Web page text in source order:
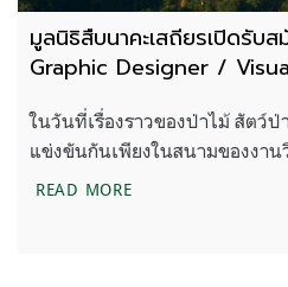
มูลนิธิสืบนาคะเสถียรเปิดรับ
Graphic Designer /
ในวันที่เรื่องราวของป่าไม้ สัตว์
แข่งขันกันเพียงในสนามของงา
READ MOREมูลนิธิสืบนาคะเสถียร